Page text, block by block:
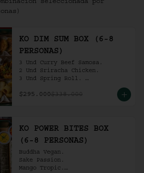
selecciónada por
KO DIM SUM BOX (6-8
PERSONAS)
3 Und Curry Beef Samosa.
2 Und Sriracha Chicken.
3 Und Spring Roll.
3 Und Cha Siu Roll.
Gochujang Ribs.
$295.000$338.000
KO POWER BITES BOX
(6-8 PERSONAS)
Buddha Vegan.
Sake Passion.
Mango Tropic.